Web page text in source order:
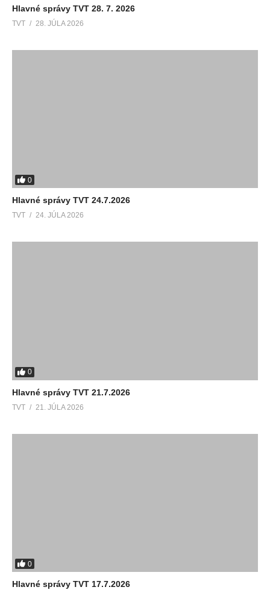
Hlavné správy TVT 28. 7. 2026
TVT 28. JÚLA 2026
0
Hlavné správy TVT 24.7.2026
TVT 24. JÚLA 2026
0
Hlavné správy TVT 21.7.2026
TVT 21. JÚLA 2026
0
Hlavné správy TVT 17.7.2026